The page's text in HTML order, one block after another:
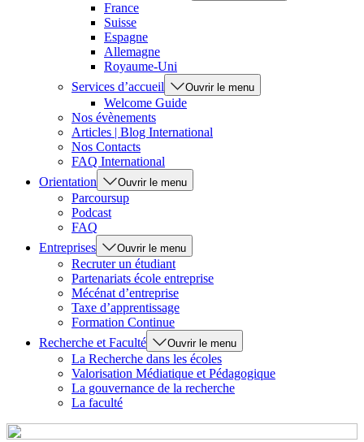
France
Suisse
Espagne
Allemagne
Royaume-Uni
Services d’accueil
Ouvrir le menu
Welcome Guide
Nos évènements
Articles | Blog International
Nos Contacts
FAQ International
Orientation
Ouvrir le menu
Parcoursup
Podcast
FAQ
Entreprises
Ouvrir le menu
Recruter un étudiant
Partenariats école entreprise
Mécénat d’entreprise
Taxe d’apprentissage
Formation Continue
Recherche et Faculté
Ouvrir le menu
La Recherche dans les écoles
Valorisation Médiatique et Pédagogique
La gouvernance de la recherche
La faculté